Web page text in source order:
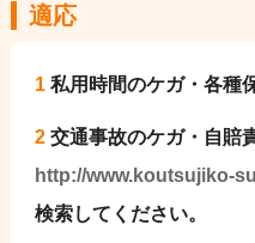
適応
1私用時間のケガ・各種
2交通事故のケガ・自賠
http://www.koutsujiko-
検索してください。